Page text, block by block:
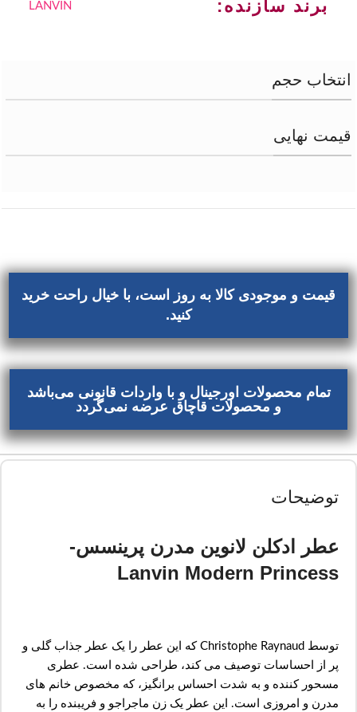
برند سازنده: LANVIN
انتخاب حجم
قیمت نهایی
قیمت و موجودی کالا به روز است، با خیال راحت خرید
کنید.
تمام محصولات اورجینال و با واردات قانونی می‌باشد
و محصولات قاچاق عرضه نمی‌گردد
توضیحات
عطر ادکلن لانوین مدرن پرینسس-
Lanvin Modern Princess
توسط Christophe Raynaud که این عطر را یک عطر جذاب گلی و
پر از احساسات توصیف می کند، طراحی شده است. عطری
مسحور کننده و به شدت احساس برانگیز، که مخصوص خانم های
مدرن و امروزی است. این عطر یک زن ماجراجو و فریبنده را به